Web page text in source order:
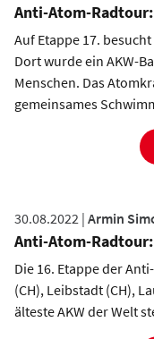
Anti-Atom-Radtour:
Auf Etappe 17.
Dort wurde ein AKW-
Menschen. Das
gemeinsames
30.08.2022 | Armin
Anti-Atom-
Die 16. Etappe der
(CH), Leibstadt (CH),
älteste AKW der Welt